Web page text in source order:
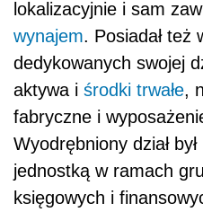
lokalizacyjnie i sam
wynajem. Posiadał też
dedykowanych swojej
aktywa i środki trwałe,
fabryczne i
Wyodrębniony dział
jednostką w ramach
księgowych i